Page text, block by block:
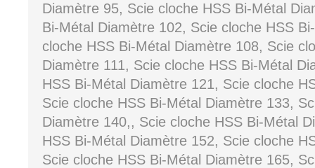
Diamètre 95, Scie cloche HSS Bi-Métal
Bi-Métal Diamètre 102, Scie cloche HSS
cloche HSS Bi-Métal Diamètre 108, Scie
Diamètre 111, Scie cloche HSS Bi-Métal
HSS Bi-Métal Diamètre 121, Scie cloche
Scie cloche HSS Bi-Métal Diamètre 133,
Diamètre 140,, Scie cloche HSS Bi-Métal
HSS Bi-Métal Diamètre 152, Scie cloche
Scie cloche HSS Bi-Métal Diamètre 165,